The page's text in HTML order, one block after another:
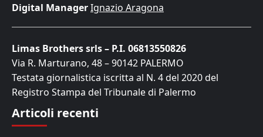
Digital ManagerIgnazio Aragona
Limas Brothers srls – P.I. 06813550826
Via R. Marturano, 48 – 90142 PALERMO
Testata giornalistica iscritta al N. 4 del 2020 del
Registro Stampa del Tribunale di Palermo
Articoli recenti